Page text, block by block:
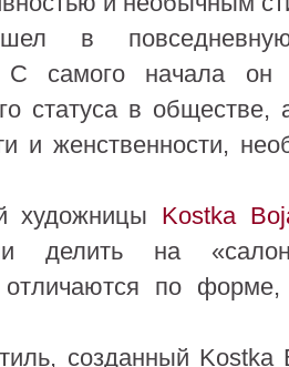
в
самого начала он
статуса в обществе,
и женственности,
художницы Kostka
делить на
отличаются по
созданный